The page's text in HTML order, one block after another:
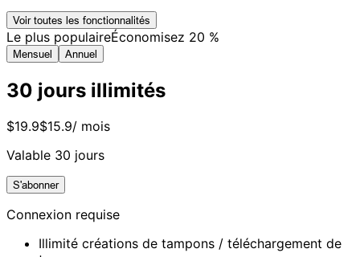
Voir toutes les fonctionnalités
Le plus populaireÉconomisez 20 %
Mensuel Annuel
30 jours illimités
$19.9$15.9/ mois
Valable 30 jours
S'abonner
Connexion requise
Illimité créations de tampons / téléchargement de